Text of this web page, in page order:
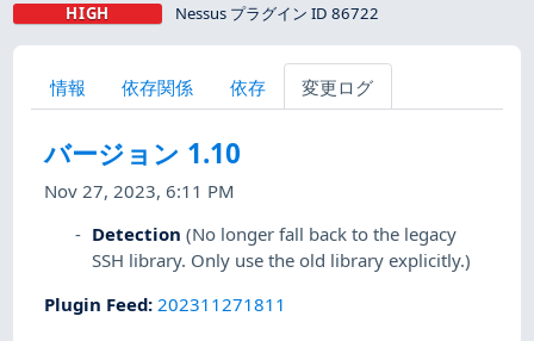
HIGH Nessus プラグイン ID 86722
情報 依存関係 依存 変更ログ
バージョン 1.10
Nov 27, 2023, 6:11 PM
Detection (No longer fall back to the legacy
SSH library. Only use the old library explicitly.)
Plugin Feed: 202311271811